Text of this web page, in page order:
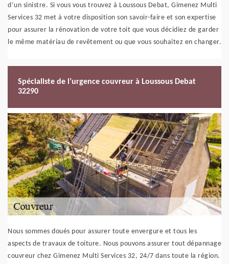
d’un sinistre. Si vous vous trouvez à Loussous Debat, Gimenez Multi
Services 32 met à votre disposition son savoir-faire et son expertise
pour assurer la rénovation de votre toit que vous décidiez de garder
le même matériau de revêtement ou que vous souhaitez en changer.
Spécialiste de l’urgence couvreur à Loussous Debat
32290
Nous sommes doués pour assurer toute envergure et tous les
aspects de travaux de toiture. Nous pouvons assurer tout dépannage
couvreur chez Gimenez Multi Services 32, 24/7 dans toute la région.